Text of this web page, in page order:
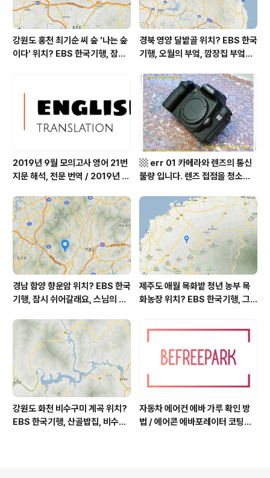
강원도 홍천 최기순 씨 숲 '나는 숲
이다' 위치? EBS 한국기행, 잠시
강원도 홍천군 가볼 만한 곳, (구)
까르돈, kbs 인간극장
경북 영양 달밭골 위치? EBS 한국
기행, 오월의 부엌, 깜장집 부엌은
어디? / 경상북도 영양군 가볼 만
한 곳, 영양읍 상원리. KBS 인간극
장 임분노미 할머니
2019년 9월 모의고사 영어 21번
지문 해석, 전문 번역 / 2019년 9
역, 평가원 2019년 고3 9월 영어
영역 외국어영역 전문 해석, Engli
sh to Korean translation
▩ err 01 카메라와 렌즈의 통신
불량 입니다. 렌즈 접점을 청소하
경남 함양 향운암 위치? EBS 한국
기행, 잠시 쉬어갈래요, 스님의 어
상남도 함양군 가볼 만한 곳, 용추
계곡 향운암 명천스님, 덕유산 황
석산 거망산 기백산
제주도 애월 목화밭 청년 농부 목
화농장 위치? EBS 한국기행, 그
디? / 제주도 가볼 만한 곳
강원도 화천 비수구미 계곡 위치?
EBS 한국기행, 산골밥집, 비수구
자동차 에어컨 에바 가루 확인 방
법 / 에어콘 에바포레이터 코팅제